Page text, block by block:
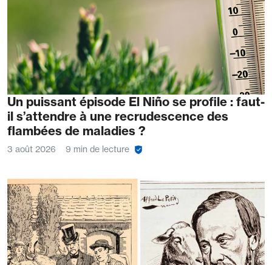
Un puissant épisode El Niño se profile : faut-
il s’attendre à une recrudescence des
flambées de maladies ?
3 août 2026 9 min de lecture